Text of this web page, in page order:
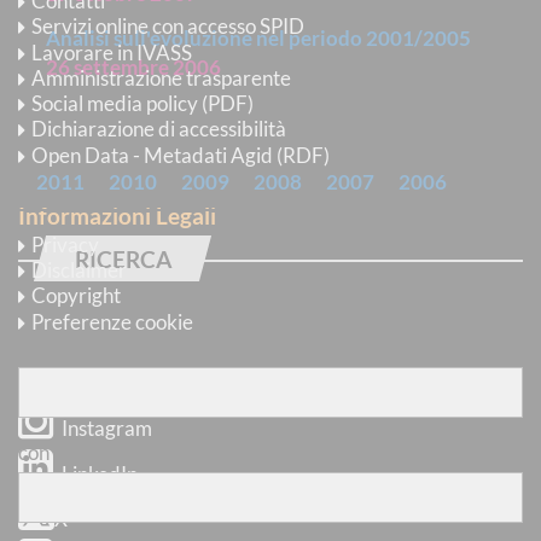
Analisi sull'evoluzione nel periodo 2001/2005
26 settembre 2006
ARCHIVIO
2011 2010 2009 2008 2007 2006
RICERCA
Trova pubblicazioni
con
Servizi online con accesso SPID
Lavorare in IVASS
Amministrazione trasparente
Social media policy (PDF)
Dichiarazione di accessibilità
Open Data - Metadati Agid (RDF)
Informazioni Legali
Privacy
Disclaimer
Copyright
Preferenze cookie
Instagram
LinkedIn
X